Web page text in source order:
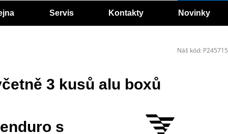
Servis Kontakty Novinky
3 kusů alu boxů
s
Náš kód: P245715